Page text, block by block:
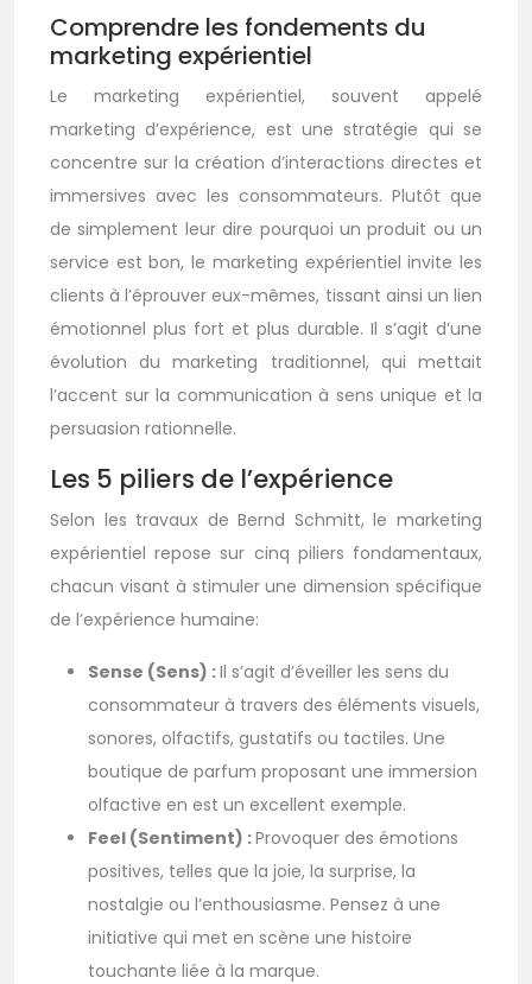
Comprendre les fondements du
marketing expérientiel
Le marketing expérientiel, souvent appelé
marketing d’expérience, est une stratégie qui se
concentre sur la création d’interactions directes et
immersives avec les consommateurs. Plutôt que
de simplement leur dire pourquoi un produit ou un
service est bon, le marketing expérientiel invite les
clients à l’éprouver eux-mêmes, tissant ainsi un lien
émotionnel plus fort et plus durable. Il s’agit d’une
évolution du marketing traditionnel, qui mettait
l’accent sur la communication à sens unique et la
persuasion rationnelle.
Les 5 piliers de l’expérience
Selon les travaux de Bernd Schmitt, le marketing
expérientiel repose sur cinq piliers fondamentaux,
chacun visant à stimuler une dimension spécifique
de l’expérience humaine:
Sense (Sens) :Il s’agit d’éveiller les sens du
consommateur à travers des éléments visuels,
sonores, olfactifs, gustatifs ou tactiles. Une
boutique de parfum proposant une immersion
olfactive en est un excellent exemple.
Feel (Sentiment) :Provoquer des émotions
positives, telles que la joie, la surprise, la
nostalgie ou l’enthousiasme. Pensez à une
initiative qui met en scène une histoire
touchante liée à la marque.